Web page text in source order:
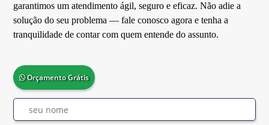
garantimos um atendimento ágil, seguro e eficaz. Não adie a
solução do seu problema — fale conosco agora e tenha a
tranquilidade de contar com quem entende do assunto.
Orçamento Grátis